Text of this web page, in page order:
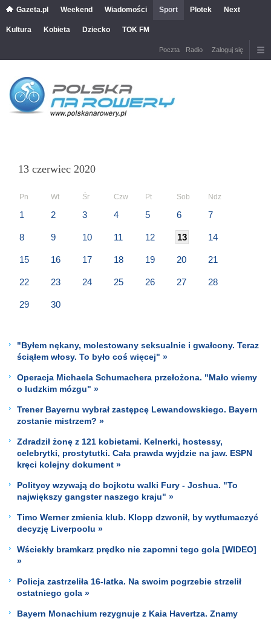
Gazeta.pl Weekend Wiadomości Sport Plotek Next
Kultura Kobieta Dziecko TOK FM
Poczta Radio Zaloguj się
13 czerwiec 2020
Pn Wt Śr Czw Pt Sob Ndz
1 2 3 4 5 6 7
8 9 10 11 12 13 14
15 16 17 18 19 20 21
22 23 24 25 26 27 28
29 30
"Byłem nękany, molestowany seksualnie i gwałcony. Teraz
ściąłem włosy. To było coś więcej" »
Operacja Michaela Schumachera przełożona. "Mało wiemy
o ludzkim mózgu" »
Trener Bayernu wybrał zastępcę Lewandowskiego. Bayern
zostanie mistrzem? »
Zdradził żonę z 121 kobietami. Kelnerki, hostessy,
celebrytki, prostytutki. Cała prawda wyjdzie na jaw. ESPN
kręci kolejny dokument »
Politycy wzywają do bojkotu walki Fury - Joshua. "To
największy gangster naszego kraju" »
Timo Werner zmienia klub. Klopp dzwonił, by wytłumaczyć
decyzję Liverpoolu »
Wściekły bramkarz prędko nie zapomni tego gola [WIDEO]
»
Policja zastrzeliła 16-latka. Na swoim pogrzebie strzelił
ostatniego gola »
Bayern Monachium rezygnuje z Kaia Havertza. Znamy